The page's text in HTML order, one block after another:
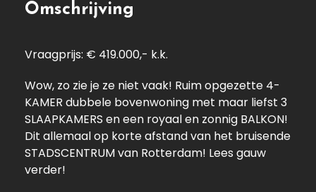
Omschrijving
Vraagprijs: € 419.000,- k.k.
Wow, zo zie je ze niet vaak! Ruim opgezette 4-
KAMER dubbele bovenwoning met maar liefst 3
SLAAPKAMERS en een royaal en zonnig BALKON!
Dit allemaal op korte afstand van het bruisende
STADSCENTRUM van Rotterdam! Lees gauw
verder!